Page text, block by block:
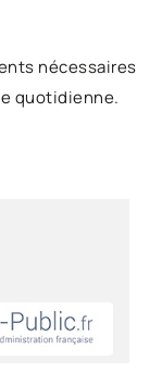
nécessaires
quotidienne.